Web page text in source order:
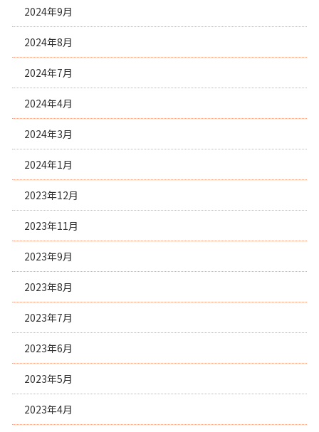
2024年9月
2024年8月
2024年7月
2024年4月
2024年3月
2024年1月
2023年12月
2023年11月
2023年9月
2023年8月
2023年7月
2023年6月
2023年5月
2023年4月